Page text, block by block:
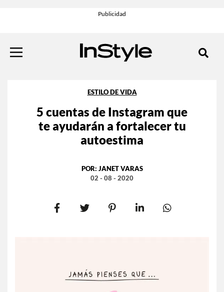
ESTILO DE VIDA
5 cuentas de Instagram que
te ayudarán a fortalecer tu
autoestima
POR: JANET VARAS
02 - 08 - 2020